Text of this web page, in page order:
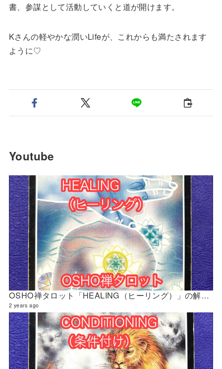
書、参謀として活動していくと道が開けます。
Kさんの軽やかな潤いLifeが、これからも満たされます
ように♡
Youtube
OSHO禅タロット「HEALING（ヒーリング）」の解説 2024年5月の門鑑定（官門）
2 years ago